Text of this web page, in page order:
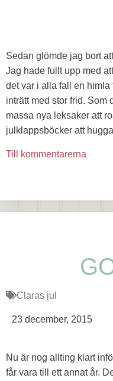
Sedan glömde jag bort
Jag hade fullt upp med
det var i alla fall en
inträtt med stor frid. Som
massa nya leksaker att
julklappsböcker att
Till kommentarerna
Claras jul
23 december, 2015
Nu är nog allting klart
får vara till ett annat år.